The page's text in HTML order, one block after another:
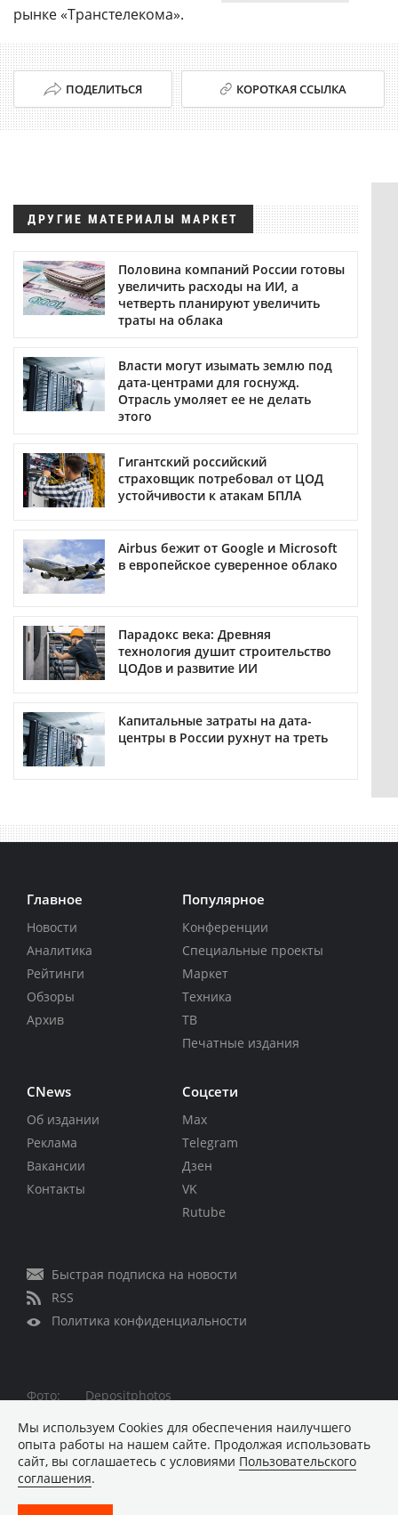
рынке «Транстелекома».
ПОДЕЛИТЬСЯ КОРОТКАЯ ССЫЛКА
ДРУГИЕ МАТЕРИАЛЫ МАРКЕТ
Половина компаний России готовы
увеличить расходы на ИИ, а
четверть планируют увеличить
траты на облака
Власти могут изымать землю под
дата-центрами для госнужд.
Отрасль умоляет ее не делать
этого
Гигантский российский
страховщик потребовал от ЦОД
устойчивости к атакам БПЛА
Airbus бежит от Google и Microsoft
в европейское суверенное облако
Парадокс века: Древняя
технология душит строительство
ЦОДов и развитие ИИ
Капитальные затраты на дата-
центры в России рухнут на треть
Главное
Новости
Аналитика
Рейтинги
Обзоры
Архив
Популярное
Конференции
Специальные проекты
Маркет
Техника
ТВ
Печатные издания
CNews
Об издании
Реклама
Вакансии
Контакты
Соцсети
Max
Telegram
Дзен
VK
Rutube
Быстрая подписка на новости
RSS
Политика конфиденциальности
Фото:
Depositphotos
Все права защищены © 1995 – 2026
Материалы, помеченные знаком ■ опубликованы на
коммерческой основе
Хостинг-провайдер REG.RU
Мы используем Сookies для обеспечения наилучшего
опыта работы на нашем сайте. Продолжая использовать
сайт, вы соглашаетесь с условиями Пользовательского
соглашения.